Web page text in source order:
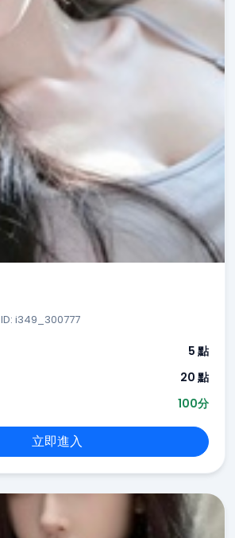
ID: i349_300777
5 點
20 點
100分
立即進入